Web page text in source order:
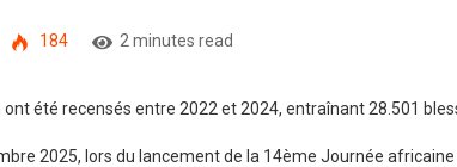
184 2 minutes read
été recensés entre 2022 et 2024, entraînant 28.501
2025, lors du lancement de la 14ème Journée